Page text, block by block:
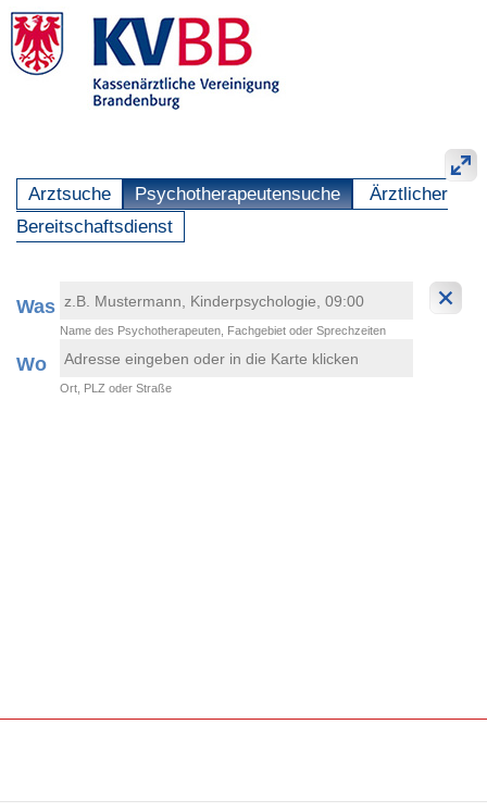
Arztsuche Psychotherapeutensuche
Ärztlicher
Bereitschaftsdienst
Was
Name des Psychotherapeuten, Fachgebiet oder Sprechzeiten
Wo
Ort, PLZ oder Straße